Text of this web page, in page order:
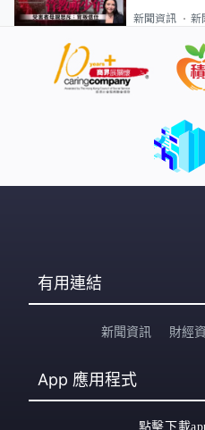
要保護其
新聞資訊 新
有用連結
新聞資訊 財經
App 應用程式
點擊下載